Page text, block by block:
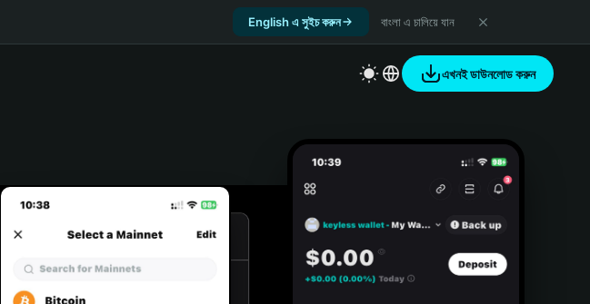
English এ সুইচ করুন বাংলা এ চালিয়ে যান
এখনই ডাউনলোড করুন